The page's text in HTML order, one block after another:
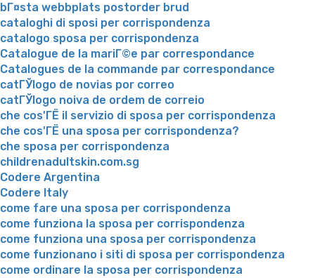
bГ¤sta webbplats postorder brud
cataloghi di sposi per corrispondenza
catalogo sposa per corrispondenza
Catalogue de la mariГ©e par correspondance
Catalogues de la commande par correspondance
catГЎlogo de novias por correo
catГЎlogo noiva de ordem de correio
che cos'ГЁ il servizio di sposa per corrispondenza
che cos'ГЁ una sposa per corrispondenza?
che sposa per corrispondenza
childrenadultskin.com.sg
Codere Argentina
Codere Italy
come fare una sposa per corrispondenza
come funziona la sposa per corrispondenza
come funziona una sposa per corrispondenza
come funzionano i siti di sposa per corrispondenza
come ordinare la sposa per corrispondenza